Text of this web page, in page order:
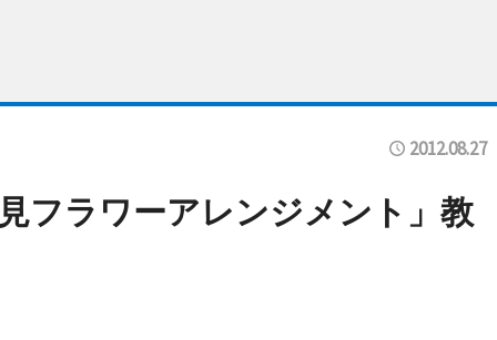
2012.08.27
フラワーアレンジメント」教